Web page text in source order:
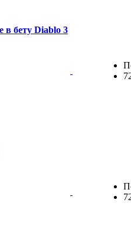
в бету Diablo 3